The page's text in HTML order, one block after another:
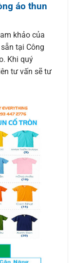
áo thun
khảo của
tại Công
Khi quý
tư vấn sẽ tư